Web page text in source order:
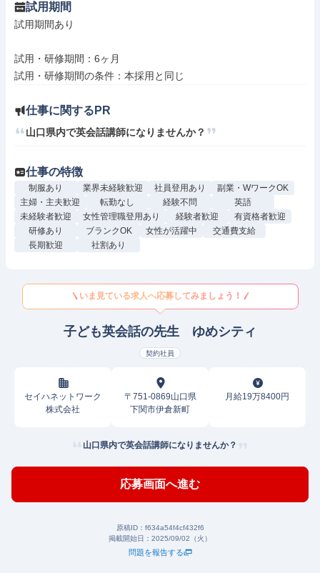
試用期間
試用期間あり
試用・研修期間：6ヶ月
仕事に関するPR
山口県内で英会話講師になりませんか？
仕事の特徴
制服あり 業界未経験歓迎 社員登用あり
副業・WワークOK
主婦・主夫歓迎
転勤なし 経験不問
英語
未経験者歓迎
女性管理職登用あり 経験者歓迎
有資格者歓迎
研修あり
ブランクOK 女性が活躍中
交通費支給
長期歓迎
社割あり
いま見ている求人へ応募してみましょう！
子ども英会話の先生 ゆめシティ
契約社員
セイハネットワーク
株式会社
〒751-0869山口県
下関市伊倉新町
月給19万8400円
山口県内で英会話講師になりませんか？
応募画面へ進む
原稿ID： f634a54f4cf432f6
掲載開始日： 2025/09/02（火）
問題を報告する